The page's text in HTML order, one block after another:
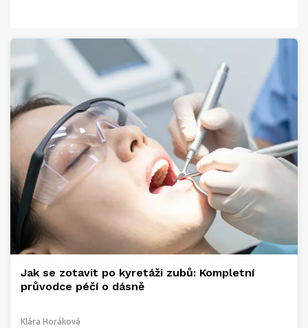
Jak se zotavit po kyretáži zubů: Kompletní
průvodce péčí o dásně
Klára Horáková